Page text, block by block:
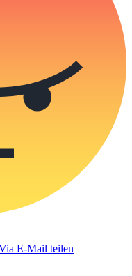
E-Mail teilen